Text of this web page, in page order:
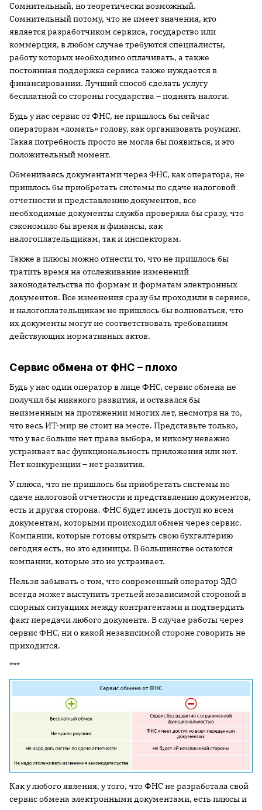
Сомнительный, но теоретически возможный.
Сомнительный потому, что не имеет значения, кто
является разработчиком сервиса, государство или
коммерция, в любом случае требуются специалисты,
работу которых необходимо оплачивать, а также
постоянная поддержка сервиса также нуждается в
финансировании. Лучший способ сделать услугу
бесплатной со стороны государства – поднять налоги.
Будь у нас сервис от ФНС, не пришлось бы сейчас
операторам «ломать» голову, как организовать роуминг.
Такая потребность просто не могла бы появиться, и это
положительный момент.
Обмениваясь документами через ФНС, как оператора, не
пришлось бы приобретать системы по сдаче налоговой
отчетности и представлению документов, все
необходимые документы служба проверяла бы сразу, что
сэкономило бы время и финансы, как
налогоплательщикам, так и инспекторам.
Также в плюсы можно отнести то, что не пришлось бы
тратить время на отслеживание изменений
законодательства по формам и форматам электронных
документов. Все изменения сразу бы проходили в сервисе,
и налогоплательщикам не пришлось бы волноваться, что
их документы могут не соответствовать требованиям
действующих нормативных актов.
Сервис обмена от ФНС – плохо
Будь у нас один оператор в лице ФНС, сервис обмена не
получил бы никакого развития, и оставался бы
неизменным на протяжении многих лет, несмотря на то,
что весь ИТ-мир не стоит на месте. Представьте только,
что у вас больше нет права выбора, и никому неважно
устраивает вас функциональность приложения или нет.
Нет конкуренции – нет развития.
У плюса, что не пришлось бы приобретать системы по
сдаче налоговой отчетности и представлению документов,
есть и другая сторона. ФНС будет иметь доступ ко всем
документам, которыми происходил обмен через сервис.
Компании, которые готовы открыть свою бухгалтерию
сегодня есть, но это единицы. В большинстве остаются
компании, которые это не устраивает.
Нельзя забывать о том, что современный оператор ЭДО
всегда может выступить третьей независимой стороной в
спорных ситуациях между контрагентами и подтвердить
факт передачи любого документа. В случае работы через
сервис ФНС, ни о какой независимой стороне говорить не
приходится.
***
Как у любого явления, у того, что ФНС не разработала свой
сервис обмена электронными документами, есть плюсы и